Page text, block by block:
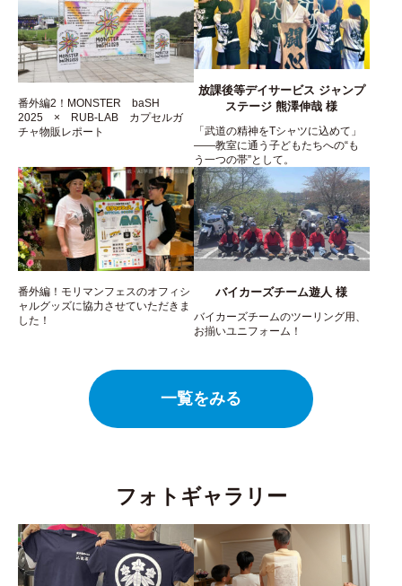
番外編2！MONSTER baSH
2025 × RUB-LAB カプセルガ
チャ物販レポート
放課後等デイサービス ジャンプ
ステージ 熊澤伸哉 様
「武道の精神をTシャツに込めて」
――教室に通う子どもたちへの“も
う一つの帯”として。
番外編！モリマンフェスのオフィシ
ャルグッズに協力させていただきま
した！
バイカーズチーム遊人 様
バイカーズチームのツーリング用、
お揃いユニフォーム！
一覧をみる
フォトギャラリー